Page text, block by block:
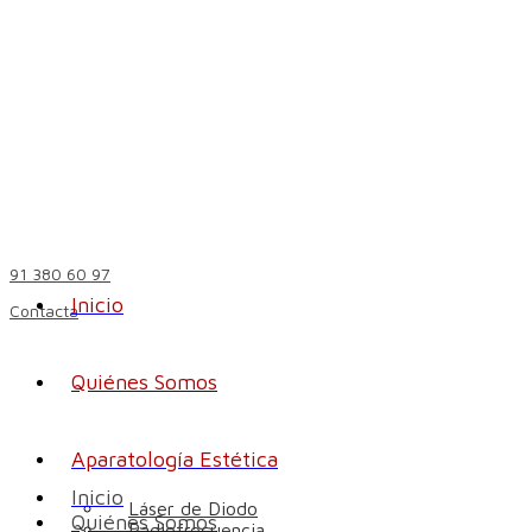
91 380 60 97
ContactaInicio
Quiénes Somos
Aparatología Estética
Láser de Diodo
Inicio
Quiénes Somos